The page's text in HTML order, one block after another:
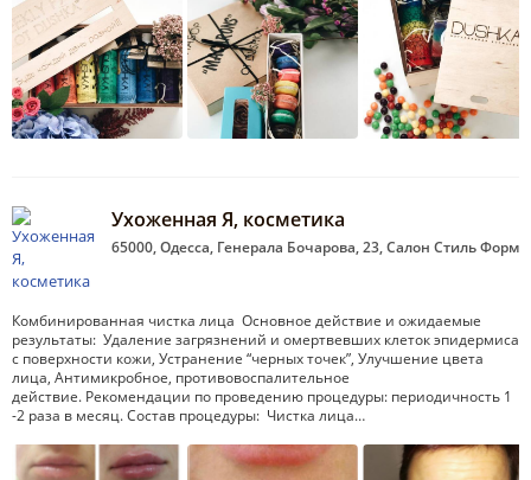
Ухоженная Я, косметика
65000, Одесса, Генерала Бочарова, 23, Салон Стиль Форм
Комбинированная чистка лица Основное действие и ожидаемые
результаты: Удаление загрязнений и омертвевших клеток эпидермиса
с поверхности кожи, Устранение “черных точек”, Улучшение цвета
лица, Антимикробное, противовоспалительное
действие. Рекомендации по проведению процедуры: периодичность 1
-2 раза в месяц. Состав процедуры: Чистка лица…